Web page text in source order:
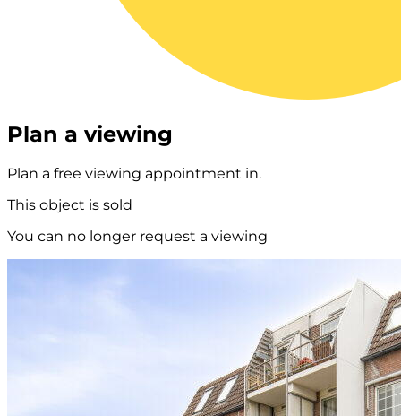
Plan a viewing
Plan a free viewing appointment in.
This object is sold
You can no longer request a viewing